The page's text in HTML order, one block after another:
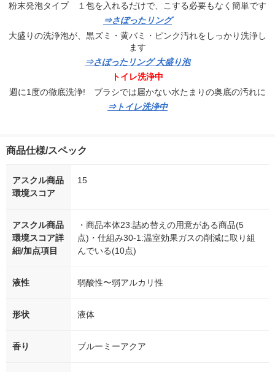
粉末発泡タイプ １包を入れるだけで、こする必要もなく簡単です
⇒さぼったリング
大盛りの洗浄泡が、黒ズミ・黄バミ・ピンク汚れをしっかり洗浄し
ます
⇒さぼったリング 大盛り泡
トイレ洗浄中
週に1度の徹底洗浄! ブラシでは届かない水たまりの奥底の汚れに
⇒トイレ洗浄中
商品仕様/スペック
アスクル商品
環境スコア
15
アスクル商品
環境スコア詳
細/加点項目
・商品本体23:詰め替えの用意がある商品(5
点)・仕組み30-1:温室効果ガスの削減に取り組
んでいる(10点)
液性 弱酸性〜弱アルカリ性
形状 液体
香り ブルーミーアクア